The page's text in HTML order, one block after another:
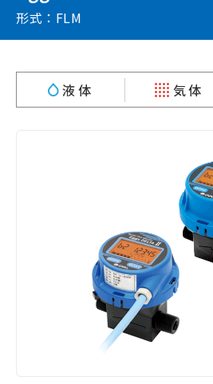
形式：FLM
液体 気体